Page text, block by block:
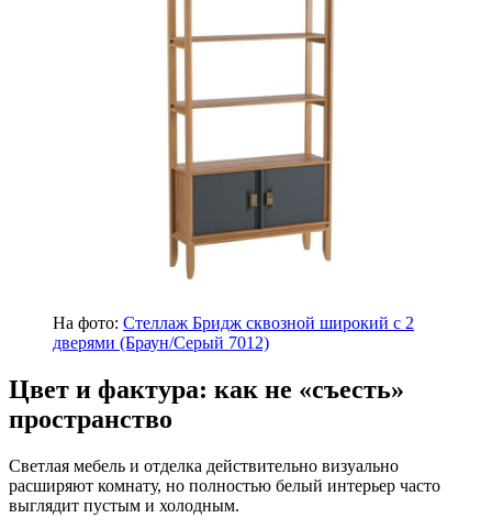
На фото: Стеллаж Бридж сквозной широкий с 2
дверями (Браун/Серый 7012)
Цвет и фактура: как не «съесть»
пространство
Светлая мебель и отделка действительно визуально
расширяют комнату, но полностью белый интерьер часто
выглядит пустым и холодным.